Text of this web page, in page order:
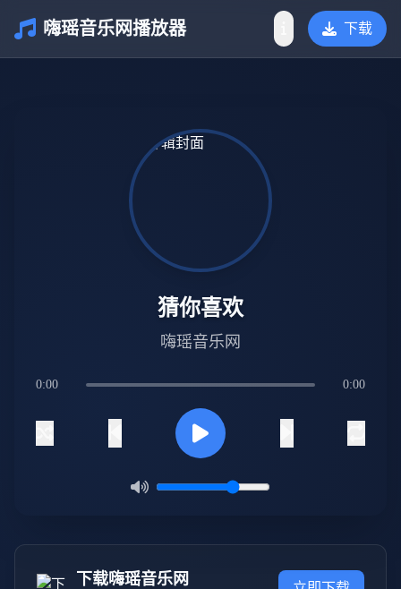
嗨瑶音乐网播放器 下载
介绍
猜你喜欢
嗨瑶音乐网
0:00 0:00
下载嗨瑶音乐网